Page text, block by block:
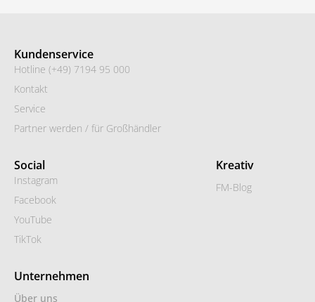
Kundenservice
Hotline (+49) 7194 95 000
Kontakt
Service
Partner werden / für Großhändler
Social
Instagram
Facebook
YouTube
TikTok
Kreativ
FM-Blog
Unternehmen
Über uns